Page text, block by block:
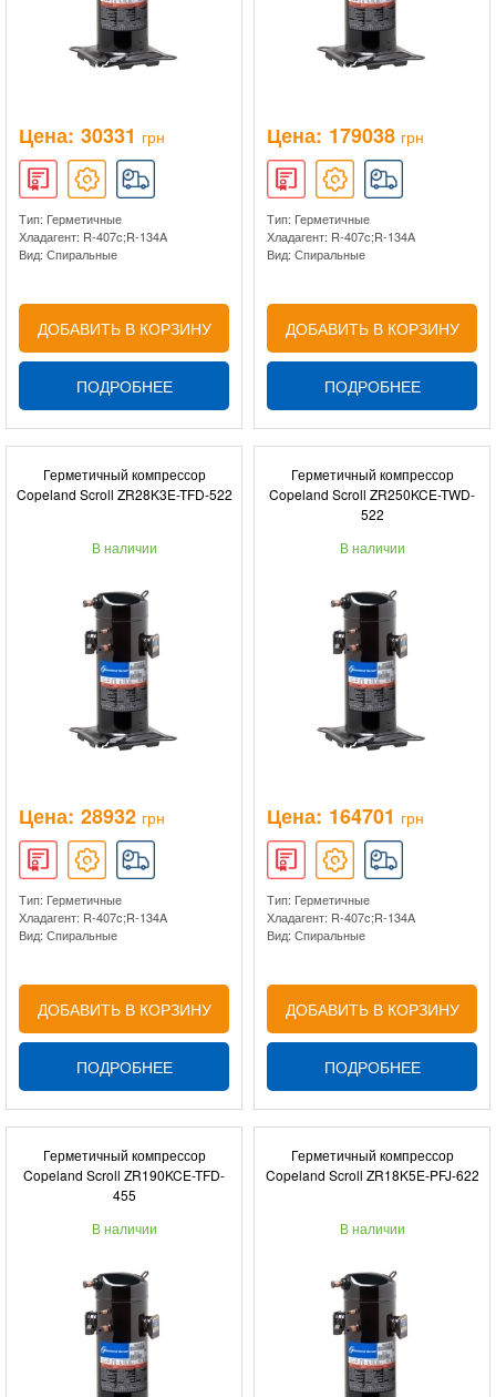
Цена: 30331 грн
Тип: Герметичные
Хладагент: R-407c;R-134A
Вид: Спиральные
ДОБАВИТЬ В КОРЗИНУ
ПОДРОБНЕЕ
Цена: 179038 грн
Тип: Герметичные
Хладагент: R-407c;R-134A
Вид: Спиральные
ДОБАВИТЬ В КОРЗИНУ
ПОДРОБНЕЕ
Герметичный компрессор
Copeland Scroll ZR28K3E-TFD-522
В наличии
Цена: 28932 грн
Тип: Герметичные
Хладагент: R-407c;R-134A
Вид: Спиральные
ДОБАВИТЬ В КОРЗИНУ
ПОДРОБНЕЕ
Герметичный компрессор
Copeland Scroll ZR250KCE-TWD-
522
В наличии
Цена: 164701 грн
Тип: Герметичные
Хладагент: R-407c;R-134A
Вид: Спиральные
ДОБАВИТЬ В КОРЗИНУ
ПОДРОБНЕЕ
Герметичный компрессор
Copeland Scroll ZR190KCE-TFD-
455
В наличии
Герметичный компрессор
Copeland Scroll ZR18K5E-PFJ-622
В наличии